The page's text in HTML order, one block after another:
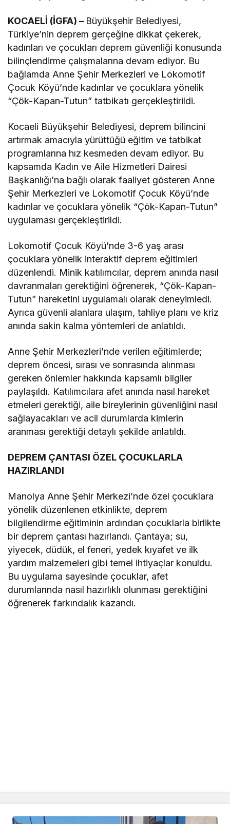
KOCAELİ (İGFA) – Büyükşehir Belediyesi,
Türkiye’nin deprem gerçeğine dikkat çekerek,
kadınları ve çocukları deprem güvenliği konusunda
bilinçlendirme çalışmalarına devam ediyor. Bu
bağlamda Anne Şehir Merkezleri ve Lokomotif
Çocuk Köyü’nde kadınlar ve çocuklara yönelik
“Çök-Kapan-Tutun” tatbikatı gerçekleştirildi.
Kocaeli Büyükşehir Belediyesi, deprem bilincini
artırmak amacıyla yürüttüğü eğitim ve tatbikat
programlarına hız kesmeden devam ediyor. Bu
kapsamda Kadın ve Aile Hizmetleri Dairesi
Başkanlığı’na bağlı olarak faaliyet gösteren Anne
Şehir Merkezleri ve Lokomotif Çocuk Köyü’nde
kadınlar ve çocuklara yönelik “Çök-Kapan-Tutun”
uygulaması gerçekleştirildi.
Lokomotif Çocuk Köyü’nde 3-6 yaş arası
çocuklara yönelik interaktif deprem eğitimleri
düzenlendi. Minik katılımcılar, deprem anında nasıl
davranmaları gerektiğini öğrenerek, “Çök-Kapan-
Tutun” hareketini uygulamalı olarak deneyimledi.
Ayrıca güvenli alanlara ulaşım, tahliye planı ve kriz
anında sakin kalma yöntemleri de anlatıldı.
Anne Şehir Merkezleri’nde verilen eğitimlerde;
deprem öncesi, sırası ve sonrasında alınması
gereken önlemler hakkında kapsamlı bilgiler
paylaşıldı. Katılımcılara afet anında nasıl hareket
etmeleri gerektiği, aile bireylerinin güvenliğini nasıl
sağlayacakları ve acil durumlarda kimlerin
aranması gerektiği detaylı şekilde anlatıldı.
DEPREM ÇANTASI ÖZEL ÇOCUKLARLA
HAZIRLANDI
Manolya Anne Şehir Merkezi’nde özel çocuklara
yönelik düzenlenen etkinlikte, deprem
bilgilendirme eğitiminin ardından çocuklarla birlikte
bir deprem çantası hazırlandı. Çantaya; su,
yiyecek, düdük, el feneri, yedek kıyafet ve ilk
yardım malzemeleri gibi temel ihtiyaçlar konuldu.
Bu uygulama sayesinde çocuklar, afet
durumlarında nasıl hazırlıklı olunması gerektiğini
öğrenerek farkındalık kazandı.